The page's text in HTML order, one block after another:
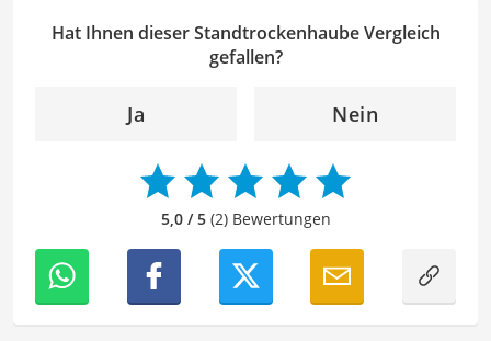
Klarheit, Verständlichkeit und stilistische Korrektheit zu
überprüfen. Mein Ziel ist es dabei, die Qualität und den
angenehme Leseerfahrung zu bieten. Durch meine
beitragen, dass die Inhalte unserer Redaktion optimal
präsentiert werden und ihre volle Wirkung entfalten.
Hat Ihnen dieser Standtrockenhaube Vergleich
gefallen?
Ja Nein
5,0 / 5(2) Bewertungen